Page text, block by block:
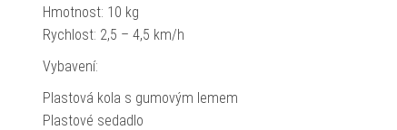
Hmotnost: 10 kg
Rychlost: 2,5 – 4,5 km/h
Vybavení:
Plastová kola s gumovým lemem
Plastové sedadlo